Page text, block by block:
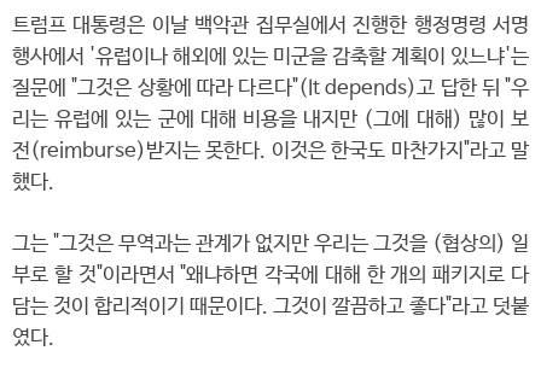
트럼프 대통령은 이날 백악관 집무실에서 진행한 행정명령 서명
행사에서 '유럽이나 해외에 있는 미군을 감축할 계획이 있느냐'는
질문에 "그것은 상황에 따라 다르다"(It depends)고 답한 뒤 "우
리는 유럽에 있는 군에 대해 비용을 내지만 (그에 대해) 많이 보
전(reimburse)받지는 못한다. 이것은 한국도 마찬가지"라고 말
했다.
그는 "그것은 무역과는 관계가 없지만 우리는 그것을 (협상의) 일
부로 할 것"이라면서 "왜냐하면 각국에 대해 한 개의 패키지로 다
담는 것이 합리적이기 때문이다. 그것이 깔끔하고 좋다"라고 덧붙
였다.